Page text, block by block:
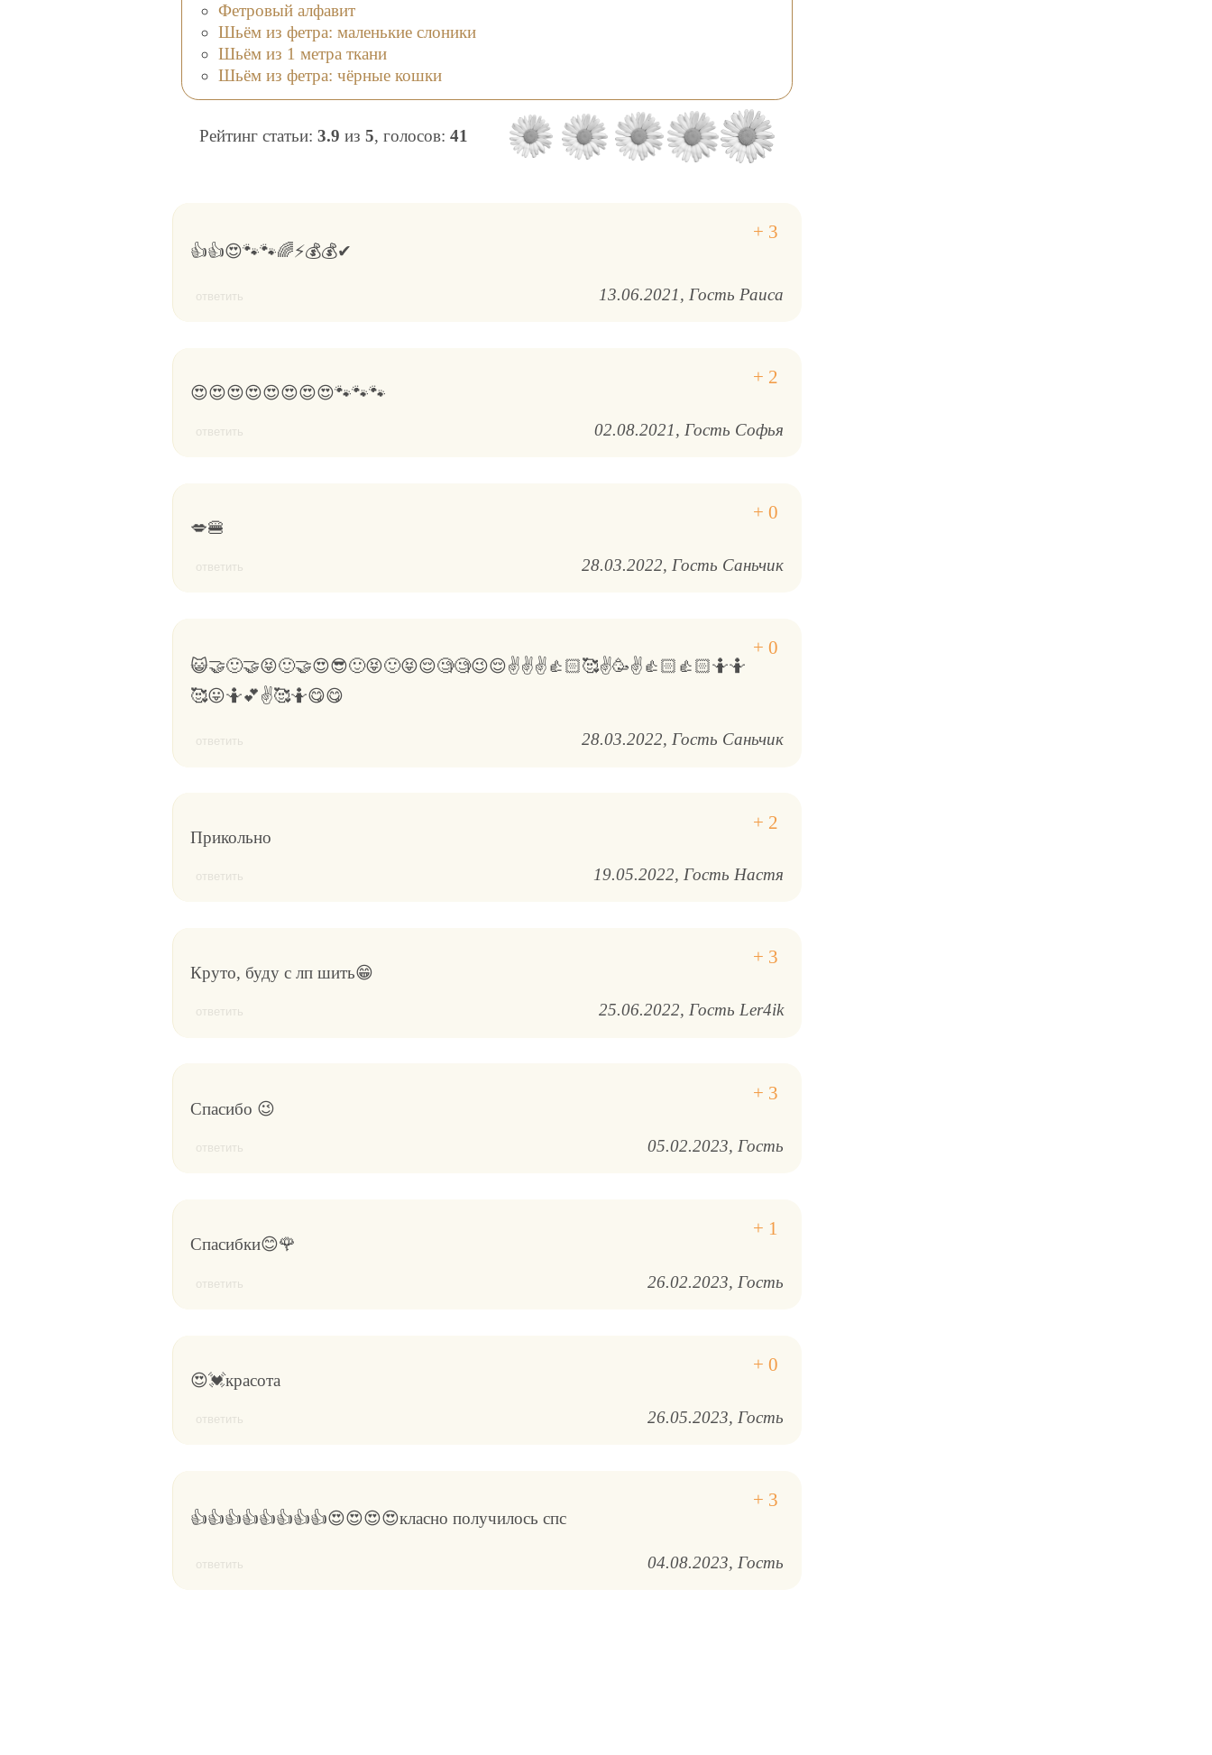
Фетровый алфавит
Шьём из фетра: маленькие слоники
Шьём из 1 метра ткани
Шьём из фетра: чёрные кошки
Рейтинг статьи: 3.9 из 5, голосов: 41
👍👍😍🐾🐾🌈⚡💰💰✔
ответить 13.06.2021 Гость Раиса
😍😍😍😍😍😍😍😍🐾🐾🐾
ответить 02.08.2021 Гость Софья
💋🍔
ответить 28.03.2022 Гость Саньчик
😺🤝🙂🤝😝🙂🤝😍😎🙂😝🙂😝😌🧐🧐😉😌✌️✌️✌️👍🏻🥰✌️🥳✌️👍🏻👍🏻🤷🤷
🥰😛🤷💕✌️🥰🤷😋😋
ответить 28.03.2022 Гость Саньчик
Прикольно
ответить 19.05.2022 Гость Настя
Круто, буду с лп шить😁
ответить 25.06.2022 Гость Ler4ik
Спасибо 😉
ответить 05.02.2023 Гость
Спасибки😊🌹
ответить 26.02.2023 Гость
😍💓красота
ответить 26.05.2023 Гость
👍👍👍👍👍👍👍👍😍😍😍😍класно получилось спс
ответить 04.08.2023 Гость